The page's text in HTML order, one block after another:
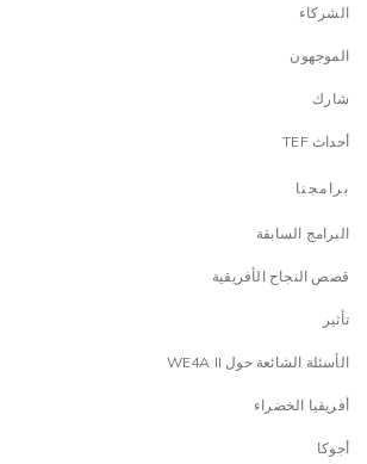
الشركاء
الموجهون
شارك
أحداث TEF
برامجنا
البرامج السابقة
قصص النجاح الأفريقية
تأثير
الأسئلة الشائعة حول WE4A II
أفريقيا الخضراء
أجوكا